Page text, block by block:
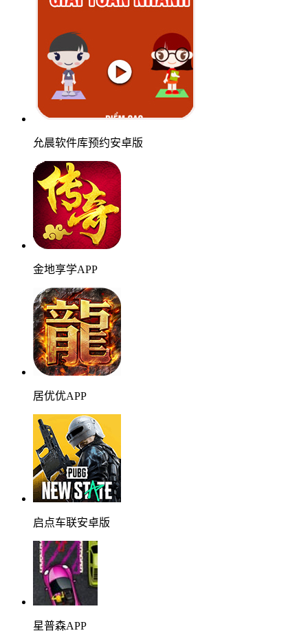
允晨软件库预约安卓版
金地享学APP
居优优APP
启点车联安卓版
星普森APP